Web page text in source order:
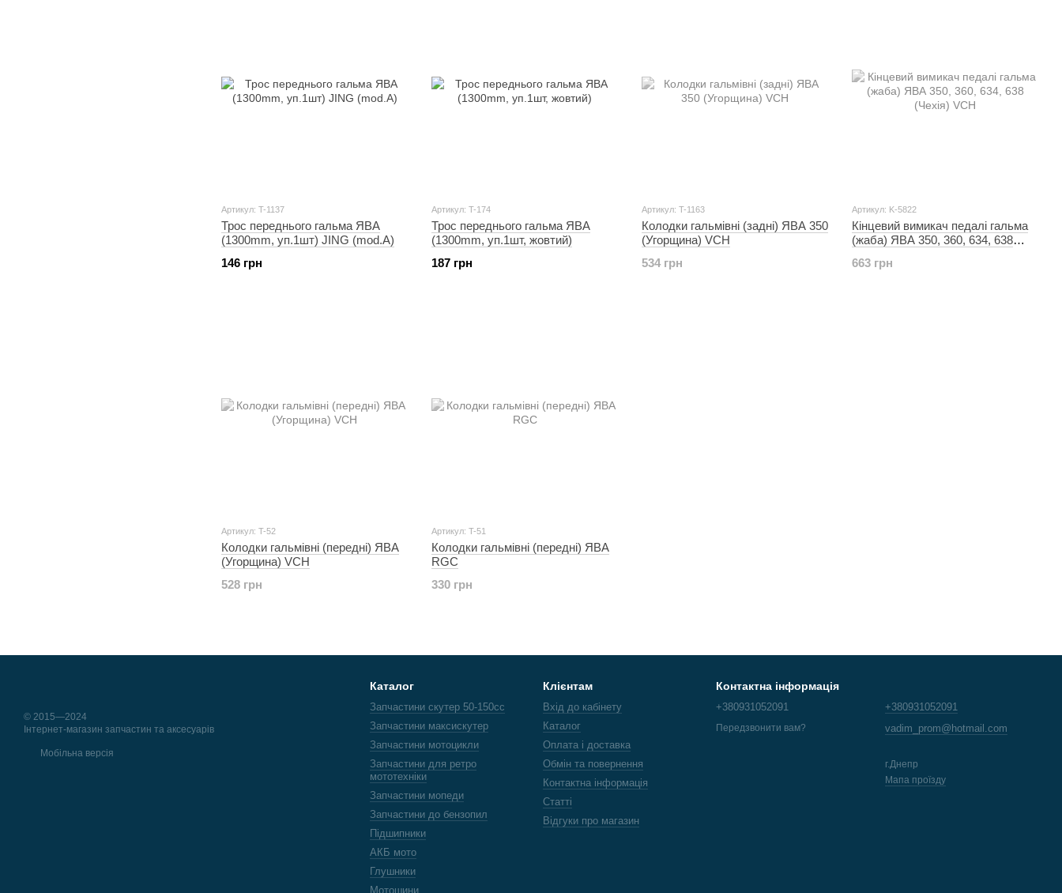
Артикул: T-1137
Трос переднього гальма ЯВА
(1300mm, уп.1шт) JING (mod.A)
146 грн
Артикул: T-174
Трос переднього гальма ЯВА
(1300mm, уп.1шт, жовтий)
187 грн
Артикул: T-1163
Колодки гальмівні (задні) ЯВА 350
(Угорщина) VCH
534 грн
Артикул: K-5822
Кінцевий вимикач педалі гальма
(жаба) ЯВА 350, 360, 634, 638
663 грн
Артикул: T-52
Колодки гальмівні (передні) ЯВА
(Угорщина) VCH
528 грн
Артикул: T-51
Колодки гальмівні (передні) ЯВА
RGC
330 грн
© 2015—2024
Інтернет-магазин запчастин та аксесуарів
Мобільна версія
Каталог
Запчастини скутер 50-150cc
Запчастини максискутер
Запчастини мотоцикли
Запчастини для ретро
мототехніки
Запчастини мопеди
Запчастини до бензопил
Підшипники
АКБ мото
Глушники
Мотошини
Клієнтам
Вхід до кабінету
Каталог
Оплата і доставка
Обмін та повернення
Контактна інформація
Статті
Відгуки про магазин
Контактна інформація
+380931052091
Передзвонити вам?
+380931052091
vadim_prom@hotmail.com
г.Днепр
Мапа проїзду